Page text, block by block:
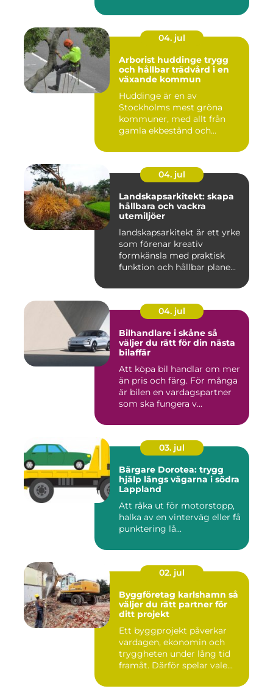
04. jul
Arborist huddinge trygg
och hållbar trädvård i en
växande kommun
Huddinge är en av
Stockholms mest gröna
kommuner, med allt från
gamla ekbestånd och
04. jul
Landskapsarkitekt: skapa
hållbara och vackra
utemiljöer
landskapsarkitekt är ett yrke
som förenar kreativ
formkänsla med praktisk
funktion och hållbar plane...
04. jul
Bilhandlare i skåne så
väljer du rätt för din nästa
bilaffär
Att köpa bil handlar om mer
än pris och färg. För många
är bilen en vardagspartner
som ska fungera v...
03. jul
Bärgare Dorotea: trygg
hjälp längs vägarna i södra
Lappland
Att råka ut för motorstopp,
halka av en vinterväg eller få
punktering lå...
02. jul
Byggföretag karlshamn så
väljer du rätt partner för
ditt projekt
Ett byggprojekt påverkar
vardagen, ekonomin och
tryggheten under lång tid
framåt. Därför spelar vale...